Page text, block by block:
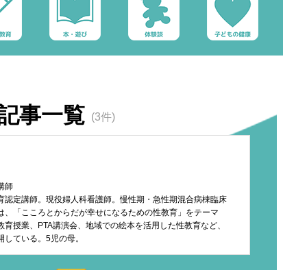
事一覧 (3件)
師
認定講師。現役婦人科看護師。慢性期・急性期混合病棟臨床
、「こころとからだが幸せになるための性教育」をテーマ
育授業、PTA講演会、地域での絵本を活用した性教育など、
している。5児の母。